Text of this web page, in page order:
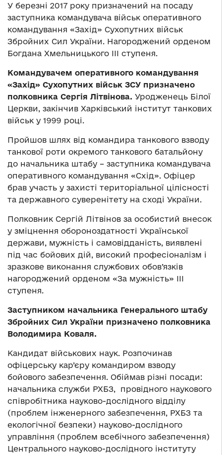
У березні 2017 року призначений на посаду
заступника командувача військ оперативного
командування «Захід» Сухопутних військ
Збройних Сил України. Нагороджений орденом
Богдана Хмельницького III ступеня.
Командувачем оперативного командування
«Захід» Сухопутних військ ЗСУ призначено
полковника Сергія Літвінова. Уродженець Білої
Церкви, закінчив Харківський інститут танкових
військ у 1999 році.
Пройшов шлях від командира танкового взводу
танкової роти окремого танкового батальйону
до начальника штабу – заступника командувача
оперативного командування «Схід». Офіцер
брав участь у захисті територіальної цілісності
та державного суверенітету на сході України.
Полковник Сергій Літвінов за особистий внесок
у зміцнення обороноздатності Української
держави, мужність і самовідданість, виявлені
під час бойових дій, високий професіоналізм і
зразкове виконання службових обов’язків
нагороджений орденом «За мужність» ІІІ
ступеня.
Заступником начальника Генерального штабу
Збройних Сил України призначено полковника
Володимира Коваля.
Кандидат військових наук. Розпочинав
офіцерську кар’єру командиром взводу
бойового забезпечення. Обіймав різні посади:
начальника служби РХБЗ, провідного наукового
співробітника науково-дослідного відділу
(проблем інженерного забезпечення, РХБЗ та
екологічної безпеки) науково-дослідного
управління (проблем всебічного забезпечення)
Центрального науково-дослідного інституту